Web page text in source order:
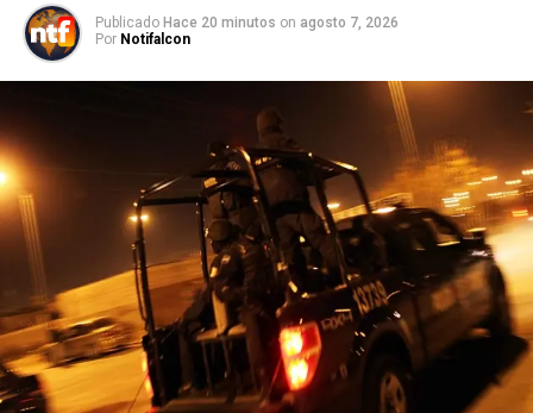
Publicado Hace 20 minutos on agosto 7, 2026
Por Notifalcon